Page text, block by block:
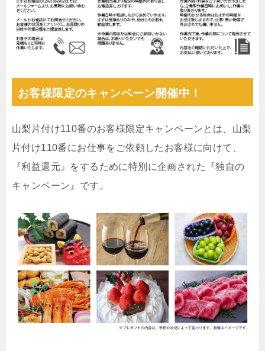
お客様限定のキャンペーン開催中！
山梨片付け110番のお客様限定キャンペーンとは、山梨
片付け110番にお仕事をご依頼したお客様に向けて、
『利益還元』をするために特別に企画された『独自の
キャンペーン』です。